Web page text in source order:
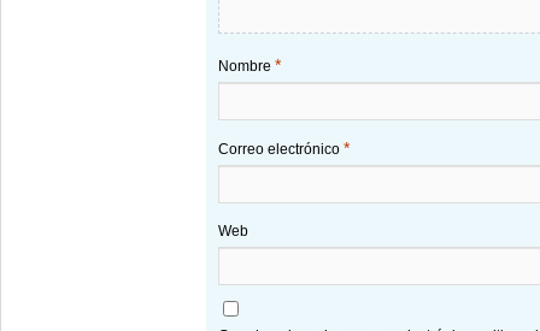
Nombre *
Correo electrónico *
Web